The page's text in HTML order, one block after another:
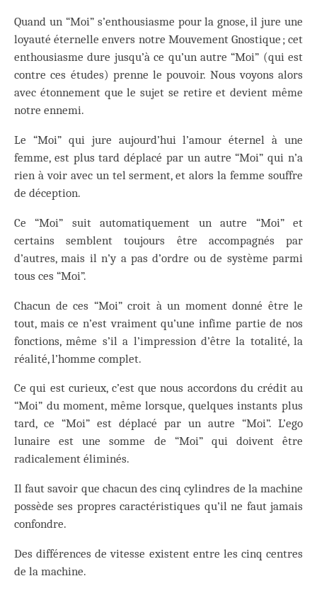
Quand un “Moi” s’enthousiasme pour la gnose, il jure une
loyauté éternelle envers notre Mouvement Gnostique ; cet
enthousiasme dure jusqu’à ce qu’un autre “Moi” (qui est
contre ces études) prenne le pouvoir. Nous voyons alors
avec étonnement que le sujet se retire et devient même
notre ennemi.
Le “Moi” qui jure aujourd’hui l’amour éternel à une
femme, est plus tard déplacé par un autre “Moi” qui n’a
rien à voir avec un tel serment, et alors la femme souffre
de déception.
Ce “Moi” suit automatiquement un autre “Moi” et
certains semblent toujours être accompagnés par
d’autres, mais il n’y a pas d’ordre ou de système parmi
tous ces “Moi”.
Chacun de ces “Moi” croit à un moment donné être le
tout, mais ce n’est vraiment qu’une infime partie de nos
fonctions, même s’il a l’impression d’être la totalité, la
réalité, l’homme complet.
Ce qui est curieux, c’est que nous accordons du crédit au
“Moi” du moment, même lorsque, quelques instants plus
tard, ce “Moi” est déplacé par un autre “Moi”. L’ego
lunaire est une somme de “Moi” qui doivent être
radicalement éliminés.
Il faut savoir que chacun des cinq cylindres de la machine
possède ses propres caractéristiques qu’il ne faut jamais
confondre.
Des différences de vitesse existent entre les cinq centres
de la machine.